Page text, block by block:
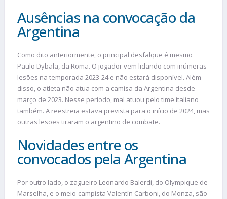
Ausências na convocação da
Argentina
Como dito anteriormente, o principal desfalque é mesmo
Paulo Dybala, da Roma. O jogador vem lidando com inúmeras
lesões na temporada 2023-24 e não estará disponível. Além
disso, o atleta não atua com a camisa da Argentina desde
março de 2023. Nesse período, mal atuou pelo time italiano
também. A reestreia estava prevista para o início de 2024, mas
outras lesões tiraram o argentino de combate.
Novidades entre os
convocados pela Argentina
Por outro lado, o zagueiro Leonardo Balerdi, do Olympique de
Marselha, e o meio-campista Valentín Carboni, do Monza, são